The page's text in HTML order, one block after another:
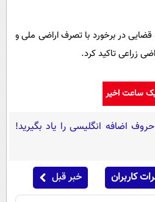
در برخورد با تصرف اراضی ملی و
زراعی تاکید کرد.
ساعت اخیر
اضافه انگلیسی را یاد بگیرید!
کاربران خبر قبل